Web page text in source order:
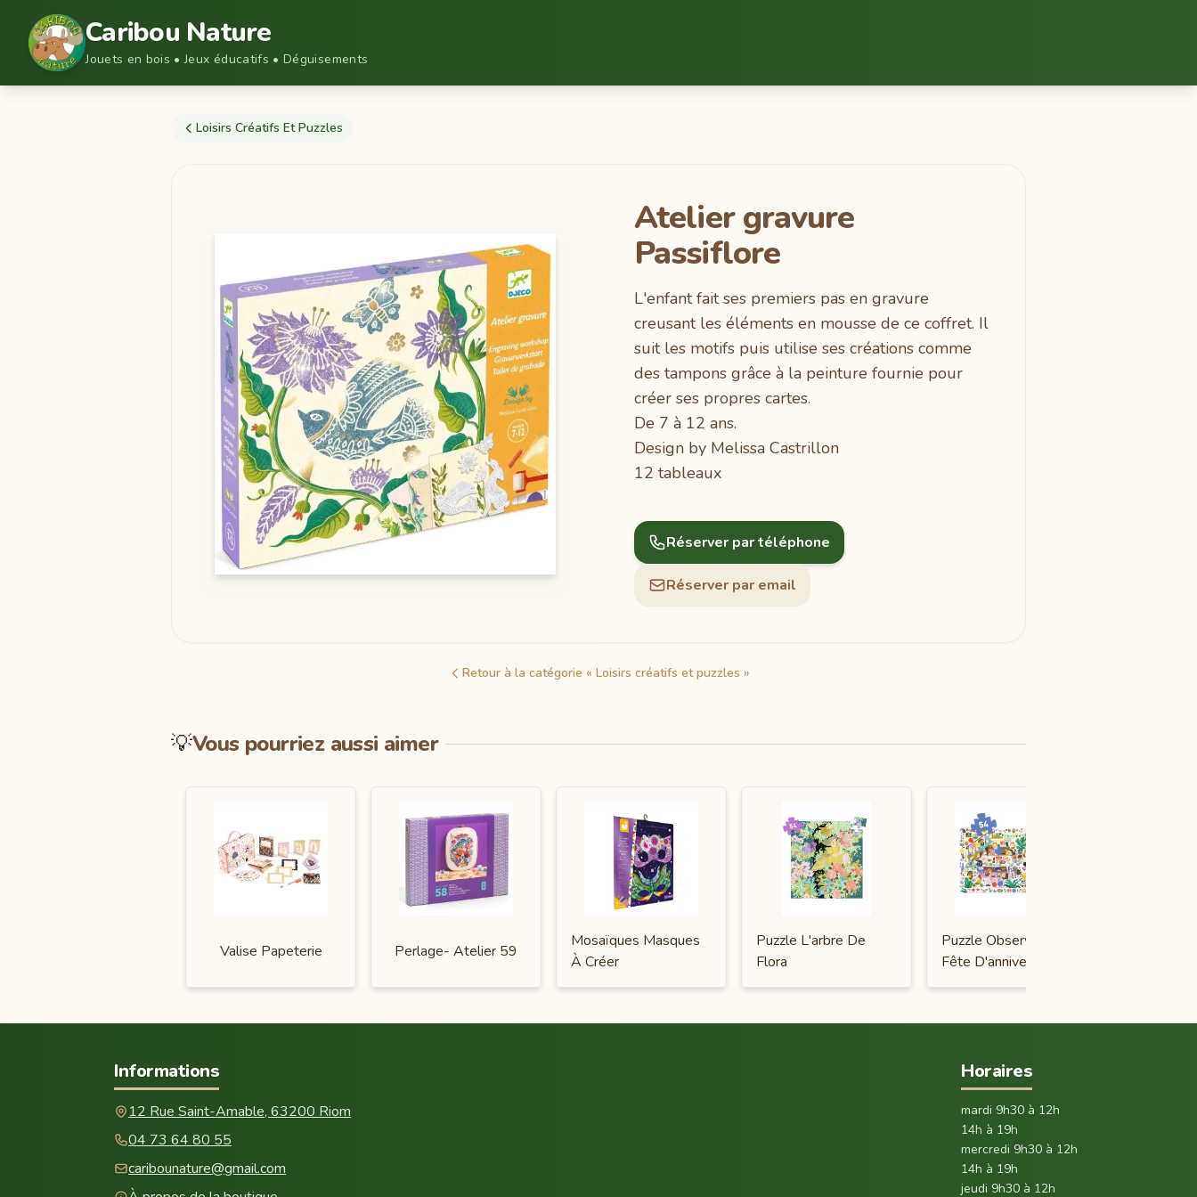
Caribou Nature
Jouets en bois • Jeux éducatifs • Déguisements
Loisirs Créatifs Et Puzzles
Atelier gravure
Passiflore
L'enfant fait ses premiers pas en gravure
creusant les éléments en mousse de ce coffret. Il
suit les motifs puis utilise ses créations comme
des tampons grâce à la peinture fournie pour
créer ses propres cartes.
De 7 à 12 ans.
Design by Melissa Castrillon
12 tableaux
Réserver par téléphone
Réserver par email
Retour à la catégorie « Loisirs créatifs et puzzles »
💡Vous pourriez aussi aimer
Valise Papeterie Perlage- Atelier 59
Mosaïques Masques
À Créer
Puzzle L'arbre De
Flora
Puzzle Observation
Fête D'anniversaire
Informations
12 Rue Saint-Amable, 63200 Riom
04 73 64 80 55
caribounature@gmail.com
Horaires
mardi 9h30 à 12h
14h à 19h
mercredi 9h30 à 12h
14h à 19h
jeudi 9h30 à 12h